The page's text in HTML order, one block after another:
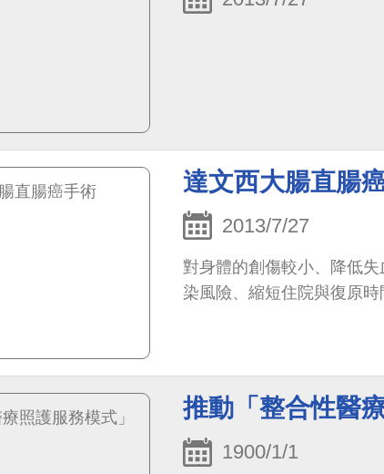
達文西大腸直腸
2013/7/27
對身體的創傷較小、降低
染風險、縮短住院與復原
推動「整合性醫
1900/1/1